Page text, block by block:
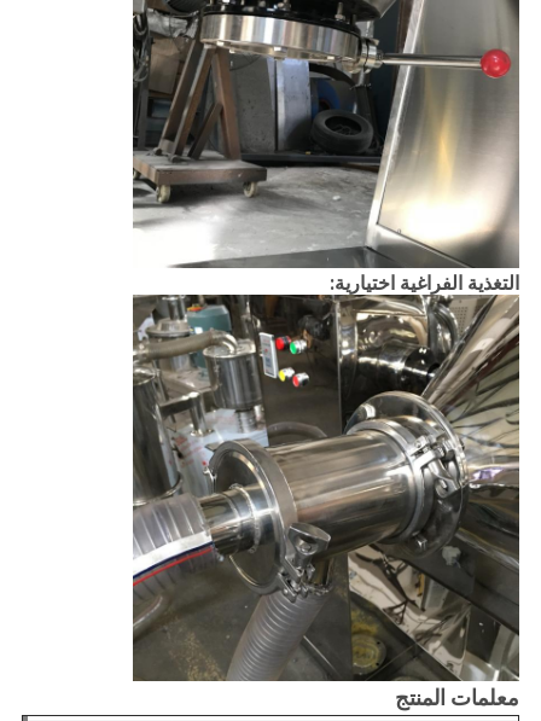
التغذية الفراغية اختيارية:
معلمات المنتج